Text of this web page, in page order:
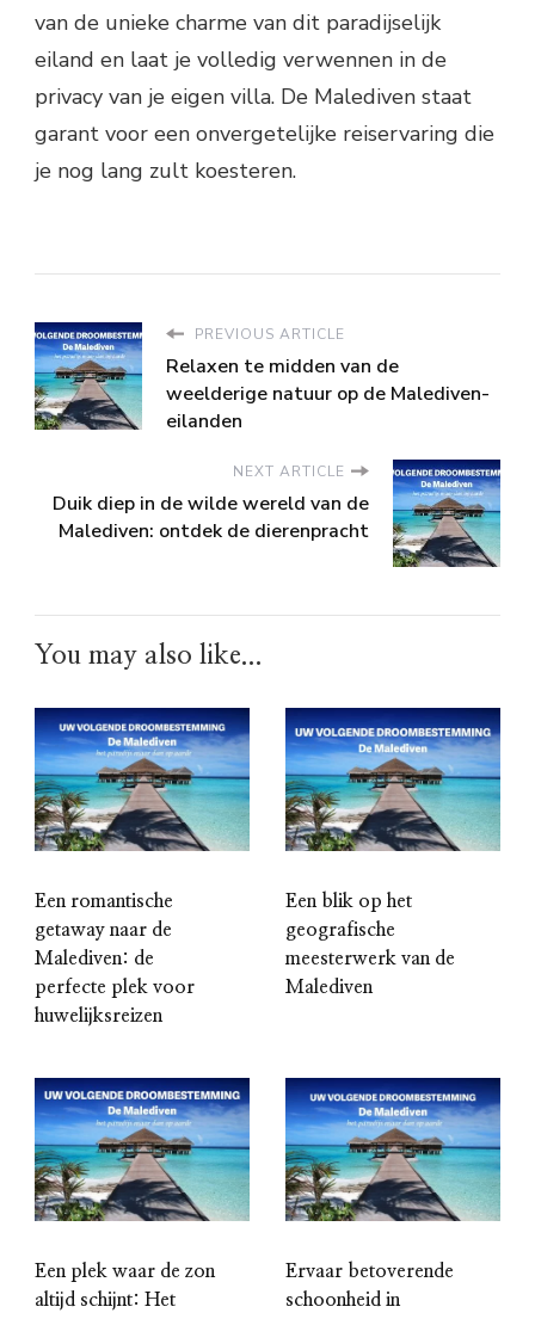
van de unieke charme van dit paradijselijk
eiland en laat je volledig verwennen in de
privacy van je eigen villa. De Malediven staat
garant voor een onvergetelijke reiservaring die
je nog lang zult koesteren.
PREVIOUS ARTICLE
Relaxen te midden van de
weelderige natuur op de Malediven-
eilanden
NEXT ARTICLE
Duik diep in de wilde wereld van de
Malediven: ontdek de dierenpracht
You may also like...
Een romantische
getaway naar de
Malediven: de
perfecte plek voor
huwelijksreizen
Een blik op het
geografische
meesterwerk van de
Malediven
Een plek waar de zon
altijd schijnt: Het
Ervaar betoverende
schoonheid in